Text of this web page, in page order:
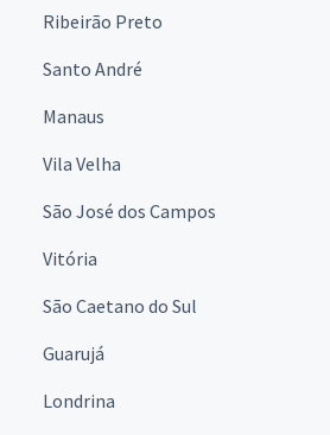
Ribeirão Preto
Santo André
Manaus
Vila Velha
São José dos Campos
Vitória
São Caetano do Sul
Guarujá
Londrina